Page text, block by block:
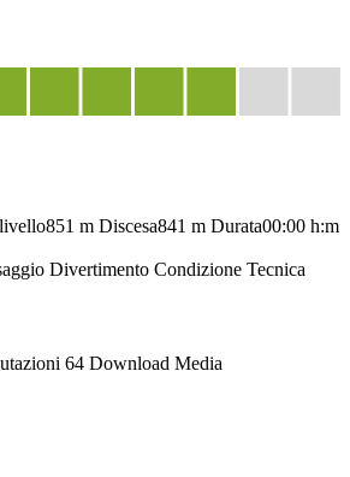
851 m Discesa841 m Durata00:00 h:m
Divertimento Condizione Tecnica
64 Download Media